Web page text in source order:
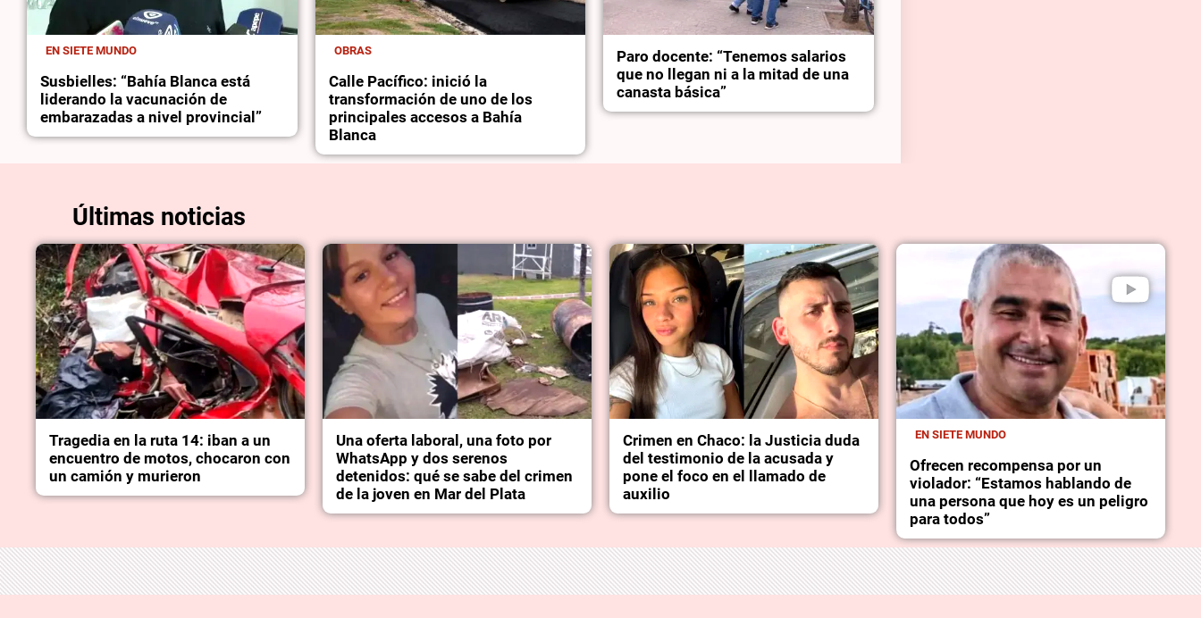
EN SIETE MUNDO
Susbielles: “Bahía Blanca está
liderando la vacunación de
embarazadas a nivel provincial”
OBRAS
Calle Pacífico: inició la
transformación de uno de los
principales accesos a Bahía
Blanca
Paro docente: “Tenemos salarios
que no llegan ni a la mitad de una
canasta básica”
Últimas noticias
Tragedia en la ruta 14: iban a un
encuentro de motos, chocaron con
un camión y murieron
Una oferta laboral, una foto por
WhatsApp y dos serenos
detenidos: qué se sabe del crimen
de la joven en Mar del Plata
Crimen en Chaco: la Justicia duda
del testimonio de la acusada y
pone el foco en el llamado de
auxilio
EN SIETE MUNDO
Ofrecen recompensa por un
violador: “Estamos hablando de
una persona que hoy es un peligro
para todos”